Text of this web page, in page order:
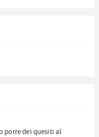
porre dei quesiti al